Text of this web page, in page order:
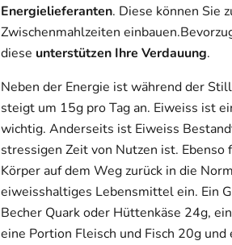
Energielieferanten. Diese können Sie
Zwischenmahlzeiten
diese unterstützen Ihre Verdauung.
Neben der Energie ist während der
steigt um 15g pro Tag an. Eiweiss ist
wichtig. Anderseits ist Eiweiss
stressigen Zeit von Nutzen ist. Ebenso
Körper auf dem Weg zurück in die
eiweisshaltiges Lebensmittel ein. Ein
Becher Quark oder Hüttenkäse 24g,
eine Portion Fleisch und Fisch 20g